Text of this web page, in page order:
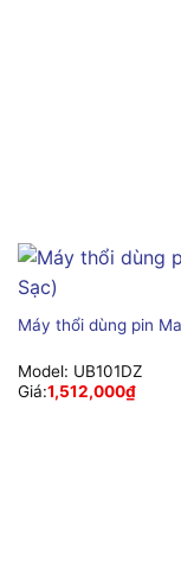
Máy thổi dùng pin
Model: UB101DZ
Giá:1,512,000₫